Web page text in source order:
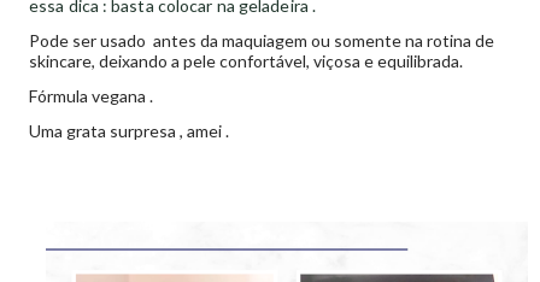
essa dica : basta colocar na geladeira .
Pode ser usado antes da maquiagem ou somente na rotina de
skincare, deixando a pele confortável, viçosa e equilibrada.
Fórmula vegana .
Uma grata surpresa , amei .